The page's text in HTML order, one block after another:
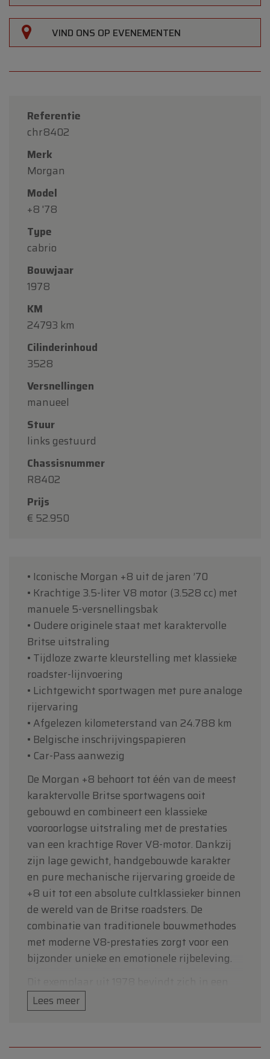
VIND ONS OP EVENEMENTEN
Referentie
chr8402
Merk
Morgan
Model
+8 '78
Type
cabrio
Bouwjaar
1978
KM
24793 km
Cilinderinhoud
3528
Versnellingen
manueel
Stuur
links gestuurd
Chassisnummer
R8402
Prijs
€ 52.950
• Iconische Morgan +8 uit de jaren ’70
• Krachtige 3.5-liter V8 motor (3.528 cc) met
manuele 5-versnellingsbak
• Oudere originele staat met karaktervolle
Britse uitstraling
• Tijdloze zwarte kleurstelling met klassieke
roadster-lijnvoering
• Lichtgewicht sportwagen met pure analoge
rijervaring
• Afgelezen kilometerstand van 24.788 km
• Belgische inschrijvingspapieren
• Car-Pass aanwezig
De Morgan +8 behoort tot één van de meest
karaktervolle Britse sportwagens ooit
gebouwd en combineert een klassieke
vooroorlogse uitstraling met de prestaties
van een krachtige Rover V8-motor. Dankzij
zijn lage gewicht, handgebouwde karakter
en pure mechanische rijervaring groeide de
+8 uit tot een absolute cultklassieker binnen
de wereld van de Britse roadsters. De
combinatie van traditionele bouwmethodes
met moderne V8-prestaties zorgt voor een
bijzonder unieke en emotionele rijbeleving.
oudere originele staat en presenteert zich in
een stijlvolle zwarte kleurstelling die perfect
Britse klassieker. De wagen behoudt zijn
Lees meer